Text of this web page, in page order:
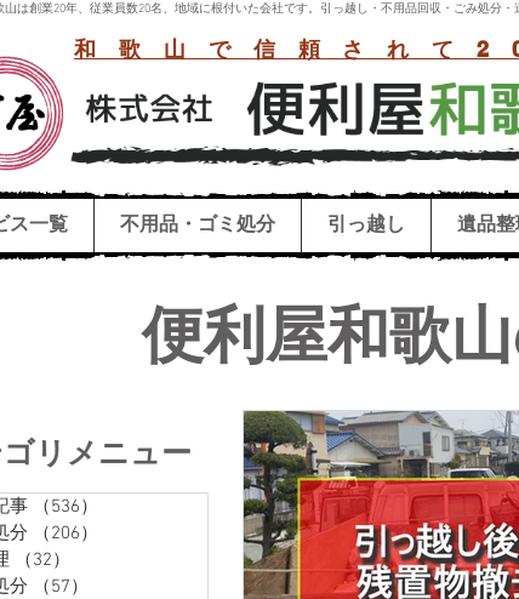
山は創業20年、従業員数20名、地域に根付いた会社です。引っ越し・不用品回収・ごみ処分
和歌山で信頼されて
ス一覧 不用品・ゴミ処分 引っ越し 遺品
リメニュー
事 （536）
分
（206）
（32）
分
（57）
便利屋和歌